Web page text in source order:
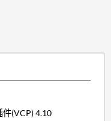
(VCP) 4.10